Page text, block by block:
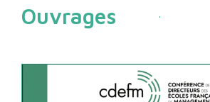
Ouvrages